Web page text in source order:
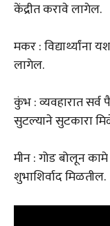
केंद्रीत करावे लागेल.
मकर : विद्यार्थ्यांना
लागेल.
कुंभ : व्यवहारात
सुटल्याने सुटकारा
मीन : गोड बोलून
शुभाशिर्वाद मिळतील.